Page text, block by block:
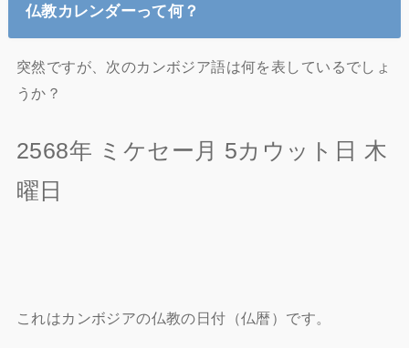
仏教カレンダーって何？
突然ですが、次のカンボジア語は何を表しているでしょ
うか？
2568年 ミケセー月 5カウット日 木
曜日
これはカンボジアの仏教の日付（仏暦）です。